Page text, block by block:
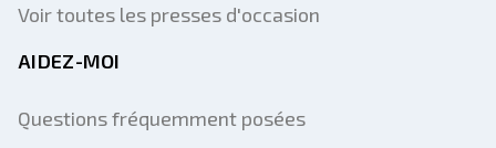
Voir toutes les presses d'occasion
AIDEZ-MOI
Questions fréquemment posées